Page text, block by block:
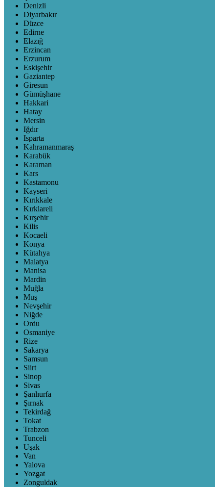
Denizli
Diyarbakır
Düzce
Edirne
Elazığ
Erzincan
Erzurum
Eskişehir
Gaziantep
Giresun
Gümüşhane
Hakkari
Hatay
Mersin
Iğdır
Isparta
Kahramanmaraş
Karabük
Karaman
Kars
Kastamonu
Kayseri
Kırıkkale
Kırklareli
Kırşehir
Kilis
Kocaeli
Konya
Kütahya
Malatya
Manisa
Mardin
Muğla
Muş
Nevşehir
Niğde
Ordu
Osmaniye
Rize
Sakarya
Samsun
Siirt
Sinop
Sivas
Şanlıurfa
Şırnak
Tekirdağ
Tokat
Trabzon
Tunceli
Uşak
Van
Yalova
Yozgat
Zonguldak